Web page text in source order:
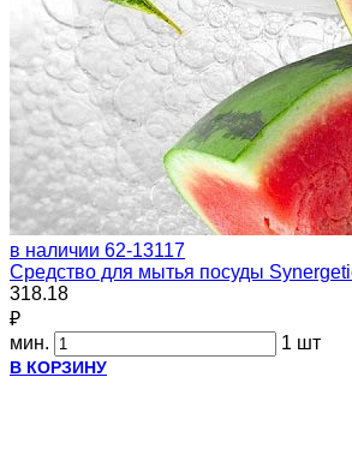
в наличии 62-13117
Средство для мытья посуды
318.18
₽
мин.
1 шт
В КОРЗИНУ